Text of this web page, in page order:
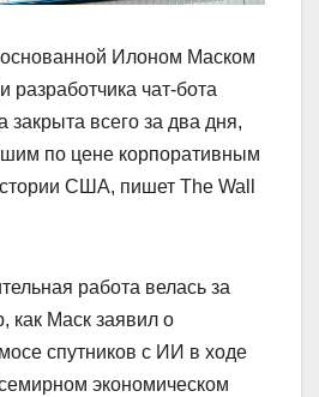
Илоном Маском
разработчика чат-бота
всего за два дня,
по цене корпоративным
США, пишет The Wall
работа велась за
как Маск заявил о
спутников с ИИ в ходе
экономическом